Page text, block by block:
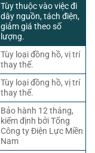
Tùy thuộc vào việc đi
dây nguồn, tách điện,
giảm giá theo số
lượng.
Tùy loại đồng hồ, vị trí
thay thế.
Tùy loại đồng hồ, vị trí
thay thế.
Bảo hành 12 tháng,
kiểm định bởi Tổng
Công ty Điện Lực Miền
Nam